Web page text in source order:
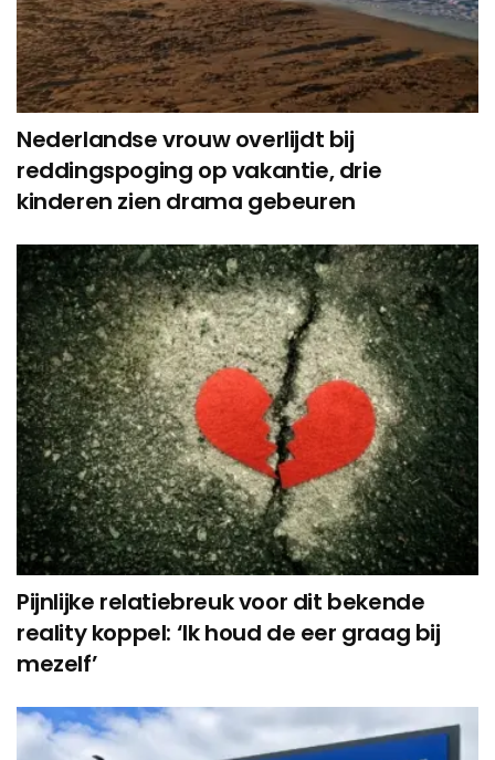
Nederlandse vrouw overlijdt bij
reddingspoging op vakantie, drie
kinderen zien drama gebeuren
Pijnlijke relatiebreuk voor dit bekende
reality koppel: ‘Ik houd de eer graag bij
mezelf’